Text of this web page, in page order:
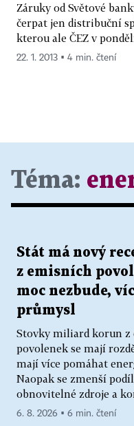
Záruky od Světové
čerpat jen distribuční
kterou ale ČEZ v
22. 1. 2013 ▪ 4 min. čtení
Téma:
Stát má nový
z emisních
moc nezbude,
průmysl
Stovky miliard korun z
povolenek se mají
mají více pomáhat
Naopak se zmenší
obnovitelné zdroje a
6. 8. 2026 ▪ 6 min. čtení